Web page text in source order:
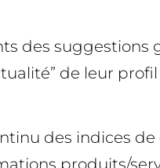
des suggestions
de leur
des indices de
produits/